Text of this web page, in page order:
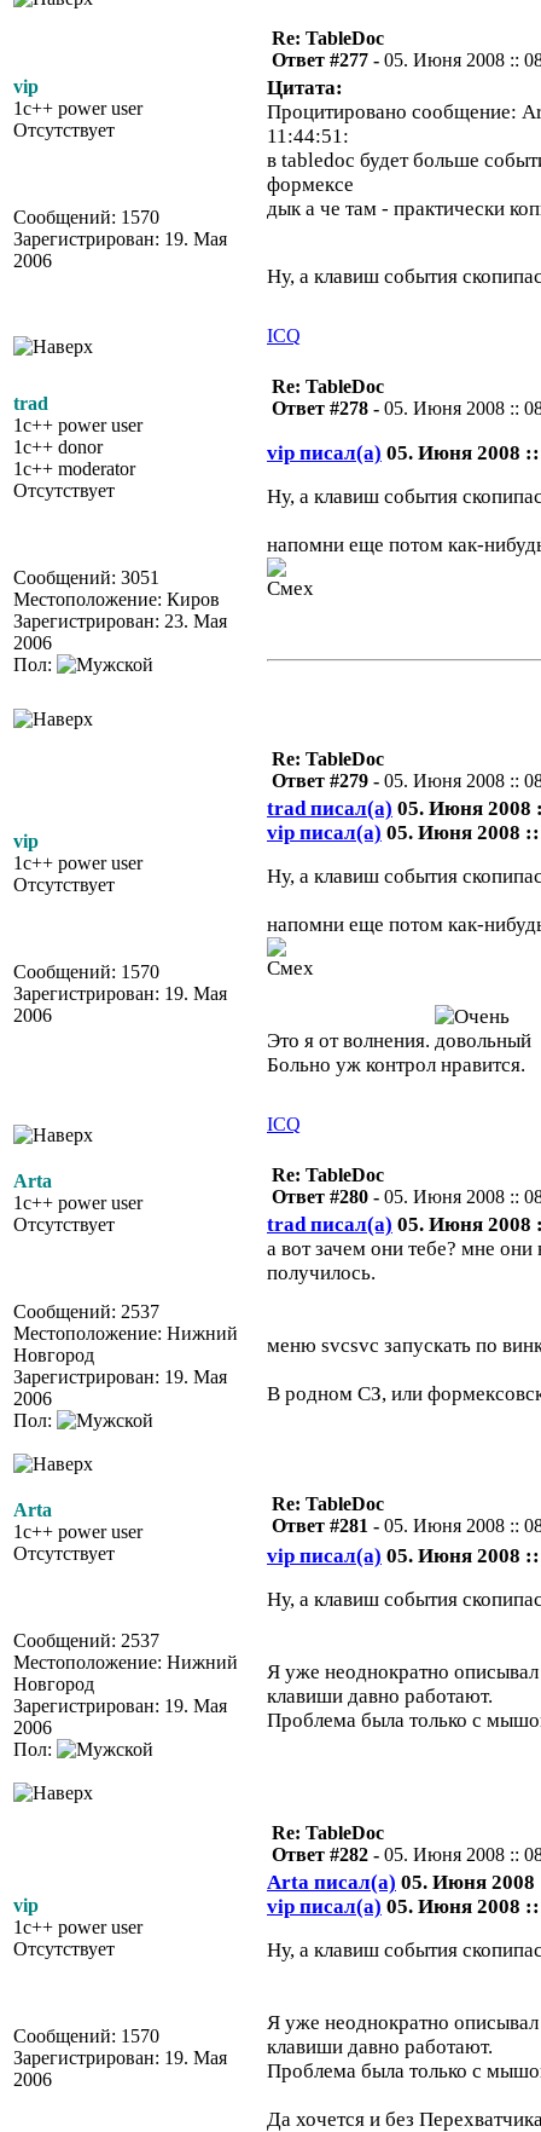
vip
1c++ power user
Отсутствует
Сообщений: 1570
Зарегистрирован: 19. Мая
2006
Re: TableDoc
Ответ #277 - 05. Июня 2008 ::
Цитата:
Процитировано сообщение:
11:44:51:
в tabledoc будет больше
формексе
дык а че там - практически
Ну, а клавиш события
ICQ
trad
1c++ power user
1c++ donor
1c++ moderator
Отсутствует
Сообщений: 3051
Местоположение: Киров
Зарегистрирован: 23. Мая
2006
Пол:
Re: TableDoc
Ответ #278 - 05. Июня 2008 ::
vip писал(а) 05. Июня 2008
Ну, а клавиш события
напомни еще потом как-
vip
1c++ power user
Отсутствует
Сообщений: 1570
Зарегистрирован: 19. Мая
2006
Re: TableDoc
Ответ #279 - 05. Июня 2008 ::
trad писал(а) 05. Июня 2008
vip писал(а) 05. Июня 2008
Ну, а клавиш события
напомни еще потом как-
Это я от волнения.
Больно уж контрол нравится.
ICQ
Arta
1c++ power user
Отсутствует
Сообщений: 2537
Местоположение: Нижний
Новгород
Зарегистрирован: 19. Мая
2006
Пол:
Re: TableDoc
Ответ #280 - 05. Июня 2008 ::
trad писал(а) 05. Июня 2008
а вот зачем они тебе? мне
получилось.
меню svcsvc запускать по
В родном СЗ, или
Arta
1c++ power user
Отсутствует
Сообщений: 2537
Местоположение: Нижний
Новгород
Зарегистрирован: 19. Мая
2006
Пол:
Re: TableDoc
Ответ #281 - 05. Июня 2008 ::
vip писал(а) 05. Июня 2008
Ну, а клавиш события
Я уже неоднократно
клавиши давно работают.
Проблема была только с
vip
1c++ power user
Отсутствует
Сообщений: 1570
Зарегистрирован: 19. Мая
2006
Re: TableDoc
Ответ #282 - 05. Июня 2008 ::
Arta писал(а) 05. Июня 2008
vip писал(а) 05. Июня 2008
Ну, а клавиш события
Я уже неоднократно
клавиши давно работают.
Проблема была только с
Да хочется и без